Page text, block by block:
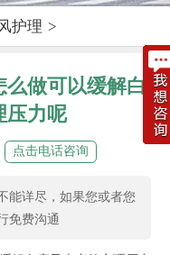
护理 >
做可以缓解白
压力呢
点击电话咨询
能详尽，如果您或者您
免费沟通